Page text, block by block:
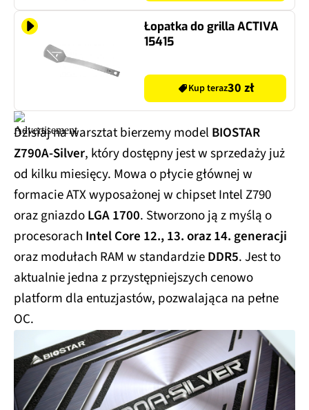
Łopatka do grilla ACTIVA
15415
Kup teraz30 zł
Dzisiaj na warsztat bierzemy model BIOSTAR
Z790A-Silver, który dostępny jest w sprzedaży już
od kilku miesięcy. Mowa o płycie głównej w
formacie ATX wyposażonej w chipset Intel Z790
oraz gniazdoLGA 1700. Stworzono ją z myślą o
procesorach Intel Core 12., 13. oraz 14. generacji
oraz modułach RAM w standardzieDDR5. Jest to
aktualnie jedna z przystępniejszych cenowo
platform dla entuzjastów, pozwalająca na pełne
OC.